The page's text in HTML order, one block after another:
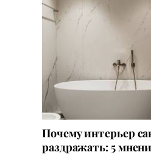
Почему интерьер
раздражать: 5